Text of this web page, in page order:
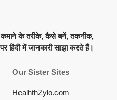
हिंदी में जानकारी साझा करते हैं।
Our Sister Sites
HealhthZylo.com